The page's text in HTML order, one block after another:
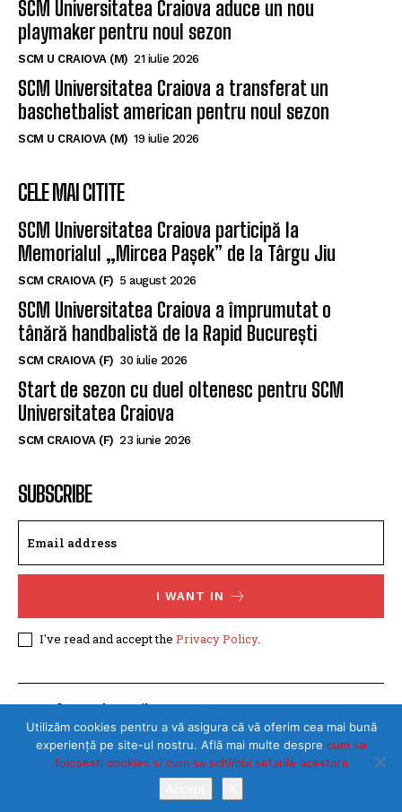
Un nou baschetbalist american ajunge la SCM
Universitatea Craiova. Nu e străin de LNBM
SCM U CRAIOVA (M) 2 august 2026
SCM Universitatea Craiova aduce un nou
playmaker pentru noul sezon
SCM U CRAIOVA (M) 21 iulie 2026
baschetbalist american pentru noul sezon
SCM U CRAIOVA (M) 19 iulie 2026
CELE MAI CITITE
SCM Universitatea Craiova participă la
Memorialul „Mircea Pașek” de la Târgu Jiu
SCM CRAIOVA (F) 5 august 2026
SCM Universitatea Craiova a împrumutat o
tânără handbalistă de la Rapid București
SCM CRAIOVA (F) 30 iulie 2026
Universitatea Craiova
SCM CRAIOVA (F) 23 iunie 2026
SUBSCRIBE
I WANT IN
I've read and accept thePrivacy Policy.
Utilizăm cookies pentru a vă asigura că vă oferim cea mai bună
experiență pe site-ul nostru. Află mai multe despre cum sa
folosesti cookies si cum sa schimbi setarile acestora